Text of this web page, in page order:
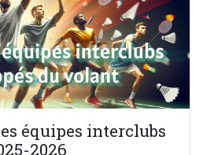
équipes interclubs
2026